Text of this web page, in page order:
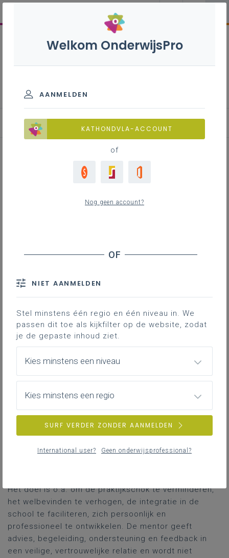
Methodieken en bronnen
Mentorschap
Type begeleiding
Een ervaren collega krijgt het mandaat
van mentor om één of meerdere starters
te helpen en gericht te coachen in hun
eerste jaren op een (nieuwe) school. Dit
omvat zowel wegwijsbegeleiding als werk-
en leerbegeleiding. De mentor doet dit op
een gestructureerde, systematische en
contexten: formeel en informeel;
individueel en in groep; preventief,
proactief en reactief; vraaggestuurd en
via een aanbod van
Het doel is o.a. om de praktijkschok te verminderen,
het welbevinden te verhogen, de integratie in de
school te faciliteren, zich persoonlijk en
professioneel te ontwikkelen. De mentor geeft
advies, begeleiding, ondersteuning en feedback in
een veilige, vertrouwelijke relatie en wordt niet
Welkom OnderwijsPro
AANMELDEN
KATHONDVLA-ACCOUNT
of
Nog geen account?
NIET AANMELDEN
Stel minstens één regio en één niveau in. We
passen dit toe als kijkfilter op de website, zodat
je de gepaste inhoud ziet.
Kies minstens een niveau
Kies minstens een regio
SURF VERDER ZONDER AANMELDEN
International user? Geen onderwijsprofessional?